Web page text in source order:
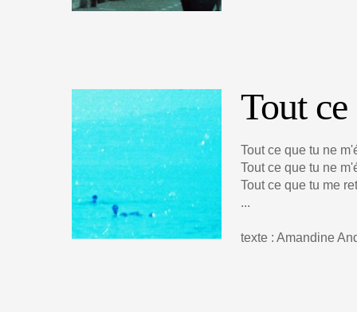
Tout ce
Tout ce que tu ne
Tout ce que tu ne
Tout ce que tu me
...
texte : Amandine